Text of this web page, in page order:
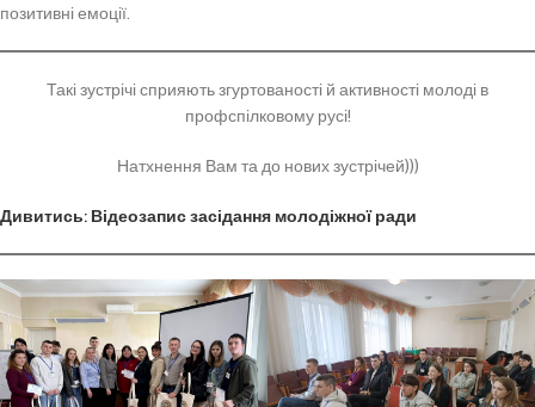
позитивні емоції.
Такі зустрічі сприяють згуртованості й активності молоді в
профспілковому русі!
Натхнення Вам та до нових зустрічей)))
Дивитись: Відеозапис засідання молодіжної ради